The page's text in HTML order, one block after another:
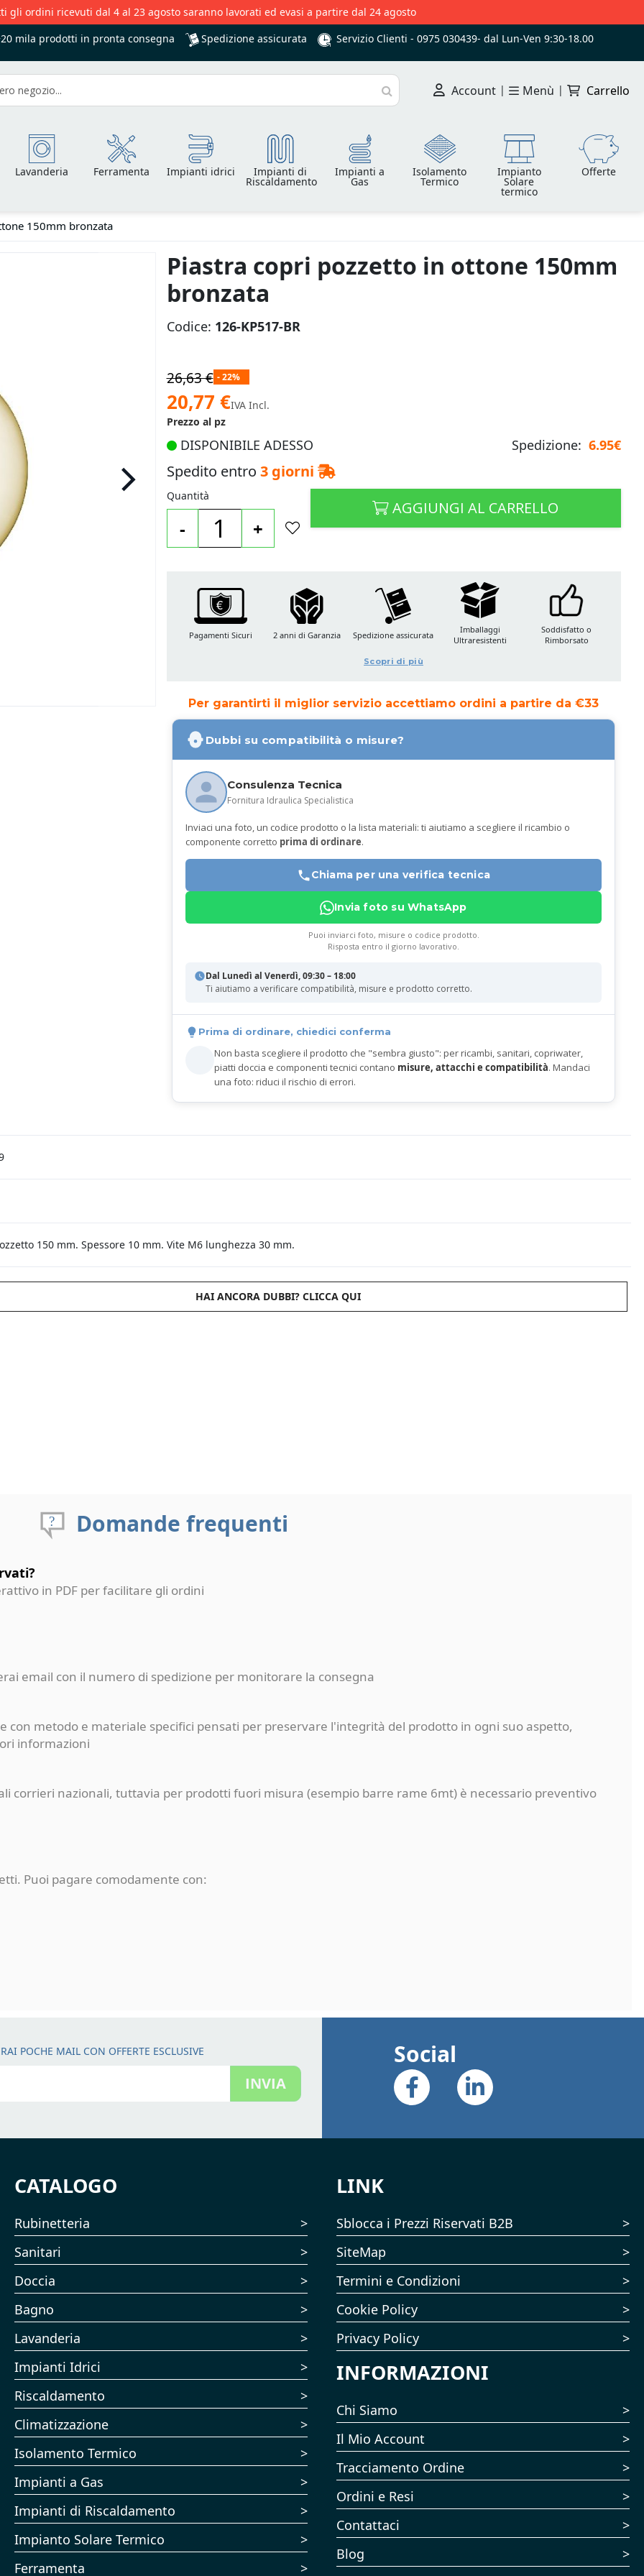
gli ordini ricevuti dal 4 al 23 agosto saranno lavorati ed evasi a partire dal 24 agosto
mila prodotti in pronta consegna Spedizione assicurata Servizio Clienti - 0975 030439- dal Lun-Ven 9:30-18.00
Cerca
Account | Menù | Carrello
Lavanderia Ferramenta Impianti idrici Impianti di
Riscaldamento
Impianti a
Gas
Isolamento
Termico
Impianto
Solare
termico
Offerte
150mm bronzata
Piastra copri pozzetto in ottone 150mm
bronzata
Codice: 126-KP517-BR
26,63 € - 22%
Prezzo
speciale
20,77 €IVA Incl.
Prezzo al pz
DISPONIBILE ADESSO Spedizione: 6.95€
Spedito entro 3 giorni
Quantità
- +
AGGIUNGI AL CARRELLO
Per garantirti il miglior servizio accettiamo ordini a partire da €33
Dubbi su compatibilità o misure?
Consulenza Tecnica
Fornitura Idraulica Specialistica
Inviaci una foto, un codice prodotto o la lista materiali: ti aiutiamo a scegliere il ricambio o
componente corretto prima di ordinare.
Chiama per una verifica tecnica
Invia foto su WhatsApp
Puoi inviarci foto, misure o codice prodotto.
Risposta entro il giorno lavorativo.
Dal Lunedì al Venerdì, 09:30 – 18:00
Ti aiutiamo a verificare compatibilità, misure e prodotto corretto.
Prima di ordinare, chiedici conferma
Non basta scegliere il prodotto che "sembra giusto": per ricambi, sanitari, copriwater,
piatti doccia e componenti tecnici contano misure, attacchi e compatibilità. Mandaci
una foto: riduci il rischio di errori.
Pagamenti Sicuri 2 anni di Garanzia Spedizione assicurata
Imballaggi
Ultraresistenti
Soddisfatto o
Rimborsato
Scopri di più
150 mm. Spessore 10 mm. Vite M6 lunghezza 30 mm.
HAI ANCORA DUBBI? CLICCA QUI
Domande frequenti
in PDF per facilitare gli ordini
email con il numero di spedizione per monitorare la consegna
con metodo e materiale specifici pensati per preservare l'integrità del prodotto in ogni suo aspetto,
informazioni
corrieri nazionali, tuttavia per prodotti fuori misura (esempio barre rame 6mt) è necessario preventivo
Puoi pagare comodamente con:
POCHE MAIL CON OFFERTE ESCLUSIVE
INVIA
Social
CATALOGO
Rubinetteria
Sanitari
Doccia
Bagno
Lavanderia
Impianti Idrici
Riscaldamento
Climatizzazione
Isolamento Termico
Impianti a Gas
Impianti di Riscaldamento
Impianto Solare Termico
Ferramenta
LINK
Sblocca i Prezzi Riservati B2B
SiteMap
Termini e Condizioni
Cookie Policy
Privacy Policy
INFORMAZIONI
Chi Siamo
Il Mio Account
Tracciamento Ordine
Ordini e Resi
Contattaci
Blog